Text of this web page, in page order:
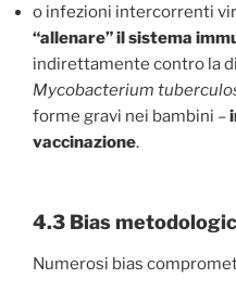
o infezioni intercorrenti
“allenare” il sistema
indirettamente contro la
Mycobacterium
forme gravi nei bambini –
vaccinazione.
4.3 Bias
Numerosi bias